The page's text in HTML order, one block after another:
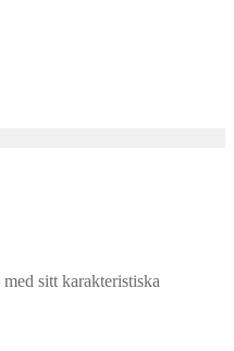
sitt karakteristiska